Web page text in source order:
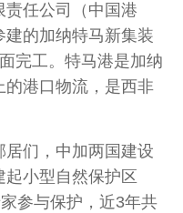
责任公司（中国港
的加纳特马新集装
完工。特马港是加纳
港口物流，是西非
们，中加两国建设
小型自然保护区
参与保护，近3年共